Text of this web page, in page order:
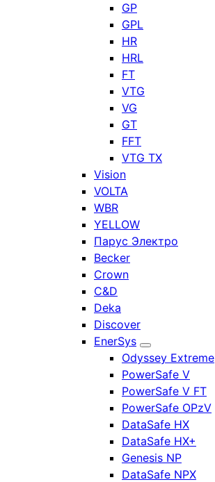
GP
GPL
HR
HRL
FT
VTG
VG
GT
FFT
VTG TX
Vision
VOLTA
WBR
YELLOW
Парус Электро
Becker
Crown
C&D
Deka
Discover
EnerSys
Odyssey Extreme
PowerSafe V
PowerSafe V FT
PowerSafe OPzV
DataSafe HX
DataSafe HX+
Genesis NP
DataSafe NPX